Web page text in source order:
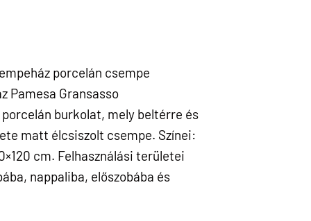
porcelán csempe
Pamesa Gransasso
burkolat, mely beltérre és
matt élcsiszolt csempe. Színei:
cm. Felhasználási területei
nappaliba, előszobába és